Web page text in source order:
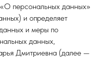
персональных данных»
и определяет
и меры по
данных,
Дмитриевна (далее —